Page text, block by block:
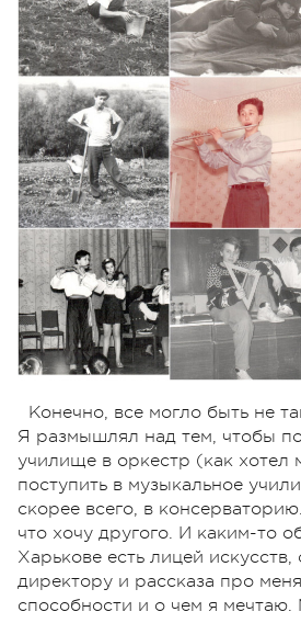
Конечно, все могло быть не
Я размышлял над тем, чтобы
училище в оркестр (как хотел
поступить в музыкальное
скорее всего, в
что хочу другого. И каким-то
Харькове есть лицей
директору и рассказа про
способности и о чем я мечтаю.